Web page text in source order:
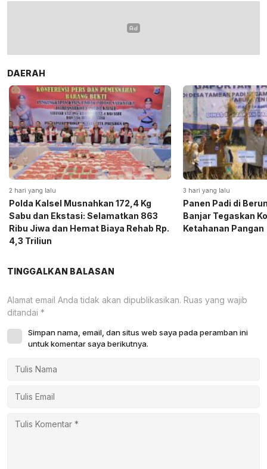
DAERAH
2 hari yang lalu
Polda Kalsel Musnahkan 172,4 Kg
Sabu dan Ekstasi: Selamatkan 863
Ribu Jiwa dan Hemat Biaya Rehab Rp.
4,3 Triliun
3 hari yang lalu
Panen Padi di
Banjar Tegaskan
Ketahanan Pangan
TINGGALKAN BALASAN
Alamat email Anda tidak akan dipublikasikan. Ruas yang wajib
ditandai *
Simpan nama, email, dan situs web saya pada peramban ini
untuk komentar saya berikutnya.